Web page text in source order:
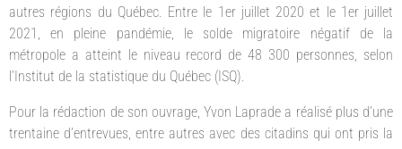
autres régions du Québec. Entre le 1er juillet 2020 et le 1er juillet
2021, en pleine pandémie, le solde migratoire négatif de la
métropole a atteint le niveau record de 48 300 personnes, selon
l’Institut de la statistique du Québec (ISQ).
Pour la rédaction de son ouvrage, Yvon Laprade a réalisé plus d’une
trentaine d’entrevues, entre autres avec des citadins qui ont pris la